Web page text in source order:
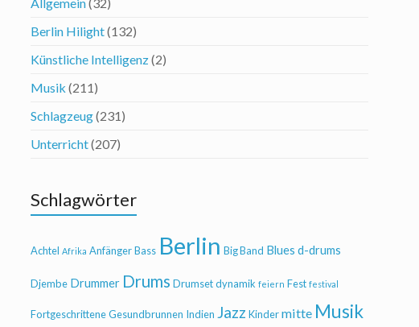
Berlin Hilight(132)
Künstliche Intelligenz(2)
Musik (211)
Schlagzeug(231)
Unterricht(207)
Schlagwörter
Achtel Afrika AnfängerBass Berlin Big Band Blues d-drums
Djembe Drummer Drums Drumsetdynamik feiern Fest festival
FortgeschritteneGesundbrunnen Indien Jazz Kindermitte Musik